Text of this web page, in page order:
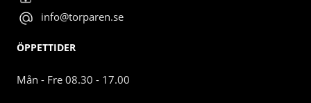
info@torparen.se
ÖPPETTIDER
Mån - Fre 08.30 - 17.00